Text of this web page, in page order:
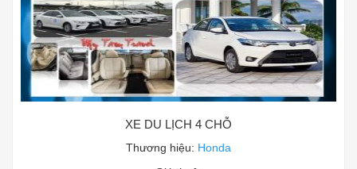
XE DU LỊCH 4 CHỖ
Thương hiệu: Honda